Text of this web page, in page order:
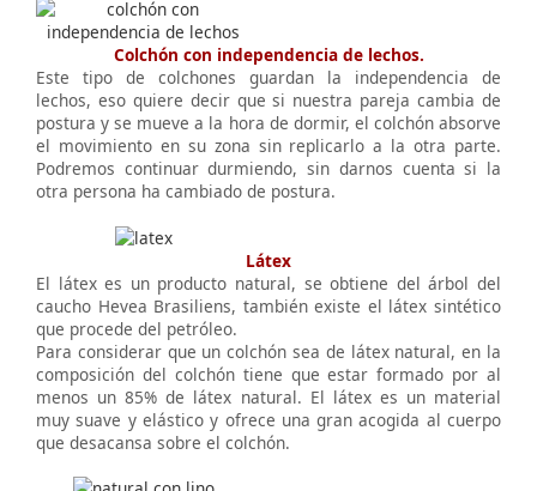
Colchón con independencia de lechos.
Este tipo de colchones guardan la independencia de
lechos, eso quiere decir que si nuestra pareja cambia de
postura y se mueve a la hora de dormir, el colchón absorve
el movimiento en su zona sin replicarlo a la otra parte.
Podremos continuar durmiendo, sin darnos cuenta si la
otra persona ha cambiado de postura.
Látex
El látex es un producto natural, se obtiene del árbol del
caucho Hevea Brasiliens, también existe el látex sintético
que procede del petróleo.
Para considerar que un colchón sea de látex natural, en la
composición del colchón tiene que estar formado por al
menos un 85% de látex natural. El látex es un material
muy suave y elástico y ofrece una gran acogida al cuerpo
que desacansa sobre el colchón.